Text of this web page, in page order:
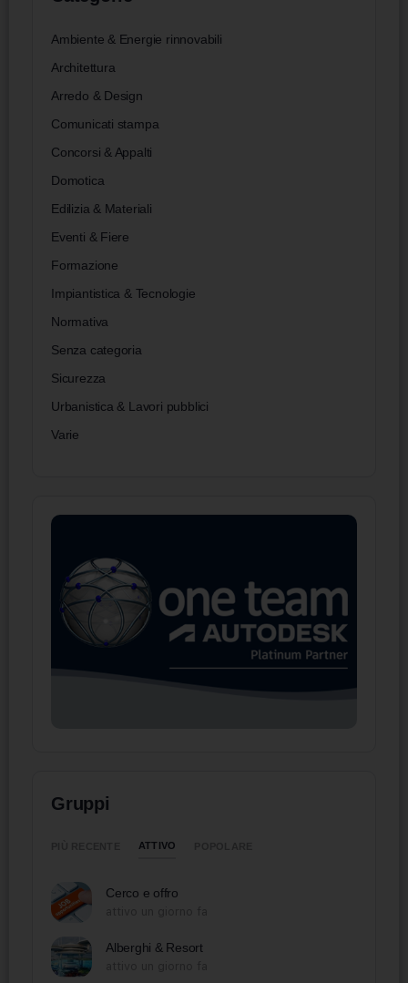
Ambiente & Energie rinnovabili
Architettura
Arredo & Design
Comunicati stampa
Concorsi & Appalti
Domotica
Edilizia & Materiali
Eventi & Fiere
Formazione
Impiantistica & Tecnologie
Normativa
Senza categoria
Sicurezza
Urbanistica & Lavori pubblici
Varie
Gruppi
ATTIVO
Cerco e offro
Alberghi & Resort